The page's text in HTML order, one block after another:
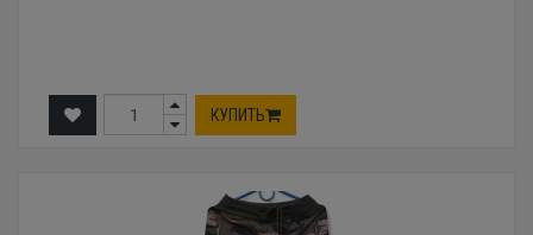
КУПИТЬ